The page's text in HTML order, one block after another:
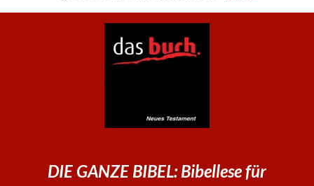
DIE GANZE BIBEL: Bibellese für